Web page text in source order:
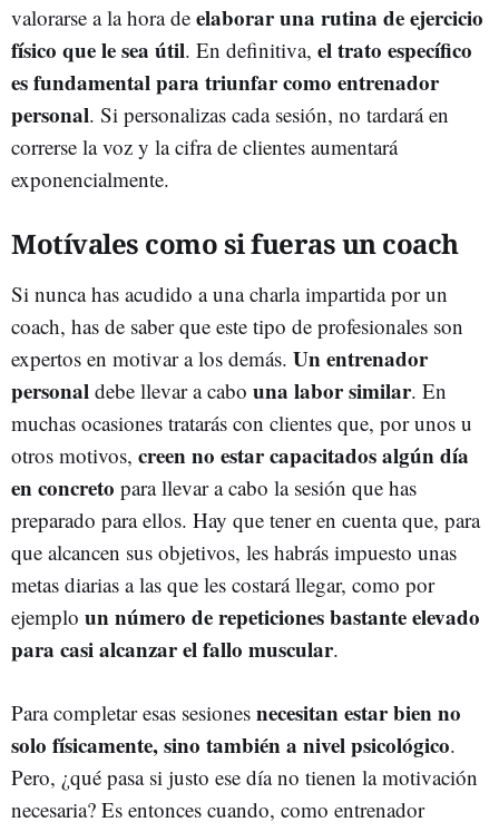
valorarse a la hora de elaborar una rutina de ejercicio
físico que le sea útil. En definitiva, el trato específico
es fundamental para triunfar como entrenador
personal. Si personalizas cada sesión, no tardará en
correrse la voz y la cifra de clientes aumentará
exponencialmente.
Motívales como si fueras un coach
Si nunca has acudido a una charla impartida por un
coach, has de saber que este tipo de profesionales son
expertos en motivar a los demás. Un entrenador
personal debe llevar a cabo una labor similar. En
muchas ocasiones tratarás con clientes que, por unos u
otros motivos, creen no estar capacitados algún día
en concreto para llevar a cabo la sesión que has
preparado para ellos. Hay que tener en cuenta que, para
que alcancen sus objetivos, les habrás impuesto unas
metas diarias a las que les costará llegar, como por
ejemplo un número de repeticiones bastante elevado
para casi alcanzar el fallo muscular.
Para completar esas sesiones necesitan estar bien no
solo físicamente, sino también a nivel psicológico.
Pero, ¿qué pasa si justo ese día no tienen la motivación
necesaria? Es entonces cuando, como entrenador